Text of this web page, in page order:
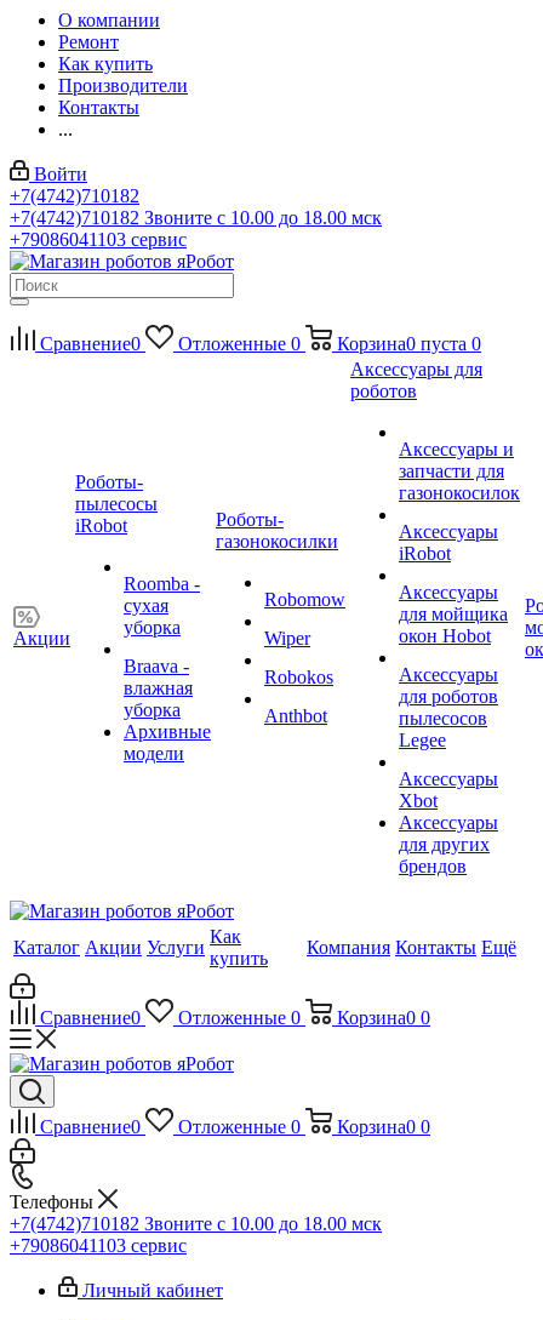
О компании
Ремонт
Как купить
Производители
Контакты
...
Войти
+7(4742)710182
+7(4742)710182 Звоните с 10.00 до 18.00 мск
+79086041103 сервис
Сравнение0 Отложенные 0 Корзина0 пуста 0
Акции
Роботы-
пылесосы
iRobot
Roomba -
сухая
уборка
Braava -
влажная
уборка
Архивные
модели
Роботы-
газонокосилки
Robomow
Wiper
Robokos
Anthbot
Аксессуары для
роботов
Аксессуары и
запчасти для
газонокосилок
Аксессуары
iRobot
Аксессуары
для мойщика
окон Hobot
Аксессуары
для роботов
пылесосов
Legee
Аксессуары
Xbot
Аксессуары
для других
брендов
Каталог Акции Услуги
Как
купить
Компания Контакты Ещё
Сравнение0 Отложенные 0 Корзина0 0
Сравнение0 Отложенные 0 Корзина0 0
Телефоны
+7(4742)710182 Звоните с 10.00 до 18.00 мск
+79086041103 сервис
Личный кабинет